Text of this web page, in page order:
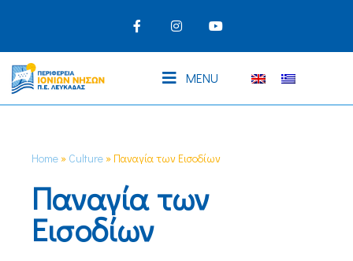
MENU
Home » Culture » Παναγία των Εισοδίων
Παναγία των
Εισοδίων